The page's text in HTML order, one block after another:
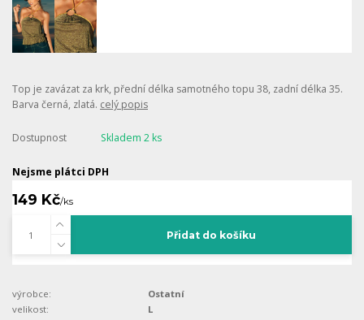
Top je zavázat za krk, přední délka samotného topu 38, zadní délka 35.
Barva černá, zlatá. celý popis
Dostupnost Skladem 2 ks
Nejsme plátci DPH
149 Kč/ks
Přidat do košíku
výrobce:
Ostatní
velikost:
L